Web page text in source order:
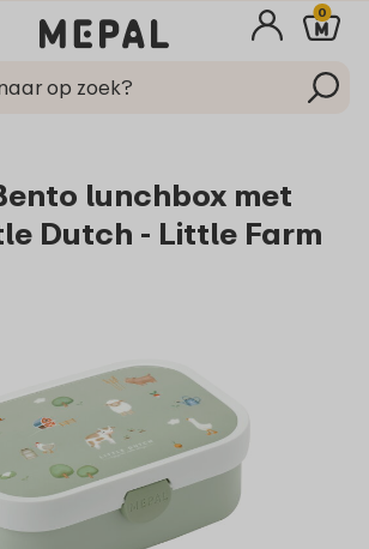
0
lunchbox met
Dutch - Little Farm